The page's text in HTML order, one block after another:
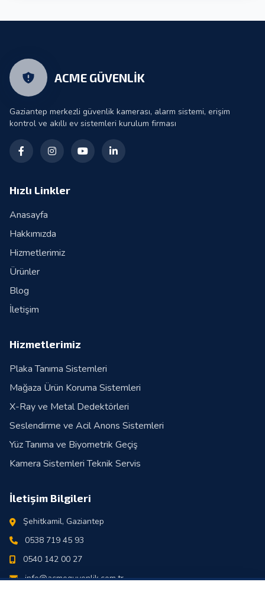
ACME GÜVENLİK
Gaziantep merkezli güvenlik kamerası, alarm sistemi, erişim
kontrol ve akıllı ev sistemleri kurulum firması
Hızlı Linkler
Anasayfa
Hakkımızda
Hizmetlerimiz
Ürünler
Blog
İletişim
Hizmetlerimiz
Plaka Tanıma Sistemleri
Mağaza Ürün Koruma Sistemleri
X-Ray ve Metal Dedektörleri
Seslendirme ve Acil Anons Sistemleri
Yüz Tanıma ve Biyometrik Geçiş
Kamera Sistemleri Teknik Servis
İletişim Bilgileri
Şehitkamil, Gaziantep
0538 719 45 93
0540 142 00 27
info@acmeguvenlik.com.tr